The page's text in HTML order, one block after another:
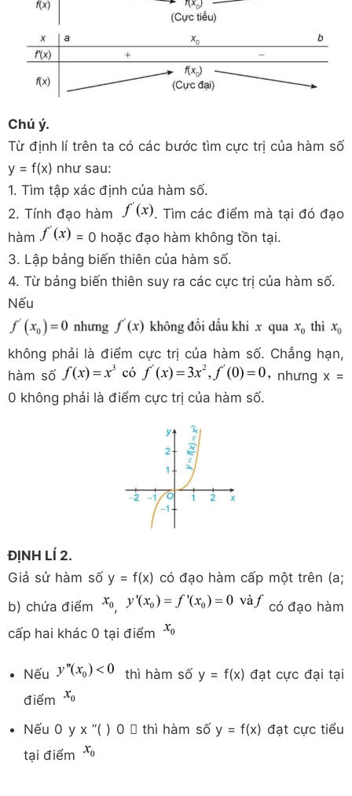
Chú ý.
Từ định lí trên ta có các bước tìm cực trị của hàm số
y = f(x) như sau:
1. Tìm tập xác định của hàm số.
2. Tính đạo hàm
. Tìm các điểm mà tại đó đạo
hàm
= 0 hoặc đạo hàm không tồn tại.
3. Lập bảng biến thiên của hàm số.
4. Từ bảng biến thiên suy ra các cực trị của hàm số.
Nếu
không phải là điểm cực trị của hàm số. Chẳng hạn,
hàm số
nhưng x =
0 không phải là điểm cực trị của hàm số.
ĐỊNH LÍ 2.
Giả sử hàm số y = f(x) có đạo hàm cấp một trên (a;
b) chứa điểm
,
có đạo hàm
cấp hai khác 0 tại điểm
Nếu
thì hàm số y = f(x) đạt cực đại tại
điểm
Nếu 0 y x ”( ) 0  thì hàm số y = f(x) đạt cực tiểu
tại điểm